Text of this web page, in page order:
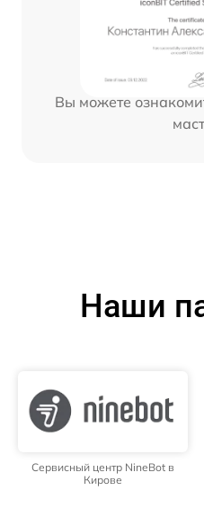
Вы можете
Наши
Сервисный центр NineBot в
Кирове